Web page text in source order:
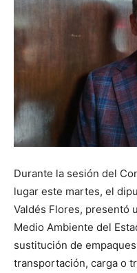
Durante la sesión del
lugar este martes, el
Valdés Flores, presentó
Medio Ambiente del
sustitución de
transportación, carga o